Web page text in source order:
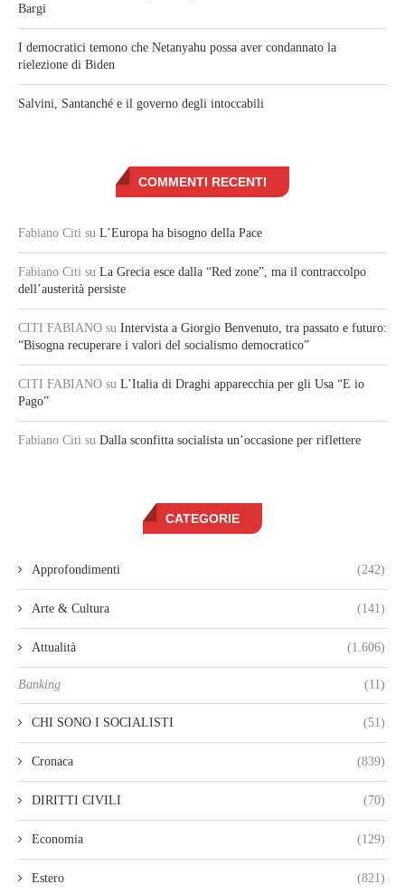
Bargi
I democratici temono che Netanyahu possa aver condannato la
rielezione di Biden
Salvini, Santanché e il governo degli intoccabili
COMMENTI RECENTI
Fabiano Citi su L’Europa ha bisogno della Pace
Fabiano Citi su La Grecia esce dalla “Red zone”, ma il contraccolpo
dell’austerità persiste
CITI FABIANO su Intervista a Giorgio Benvenuto, tra passato e futuro:
“Bisogna recuperare i valori del socialismo democratico”
CITI FABIANO su L’Italia di Draghi apparecchia per gli Usa “E io
Pago”
Fabiano Citi su Dalla sconfitta socialista un’occasione per riflettere
CATEGORIE
Approfondimenti (242)
Arte & Cultura (141)
Attualità (1.606)
Banking (11)
CHI SONO I SOCIALISTI (51)
Cronaca (839)
DIRITTI CIVILI (70)
Economia (129)
Estero (821)